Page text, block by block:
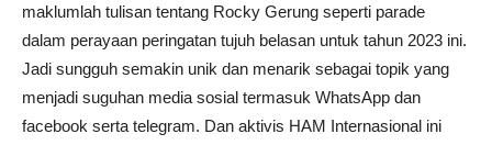
maklumlah tulisan tentang Rocky Gerung seperti parade
dalam perayaan peringatan tujuh belasan untuk tahun 2023 ini.
Jadi sungguh semakin unik dan menarik sebagai topik yang
menjadi suguhan media sosial termasuk WhatsApp dan
facebook serta telegram. Dan aktivis HAM Internasional ini